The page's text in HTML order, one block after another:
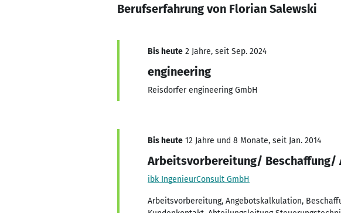
Berufserfahrung von Florian Salewski
Bis heute 2 Jahre, seit Sep. 2024
engineering
Reisdorfer engineering GmbH
Bis heute 12 Jahre und 8 Monate, seit Jan. 2014
Arbeitsvorbereitung/ Beschaffung/
ibk IngenieurConsult GmbH
Arbeitsvorbereitung, Angebotskalkulation,